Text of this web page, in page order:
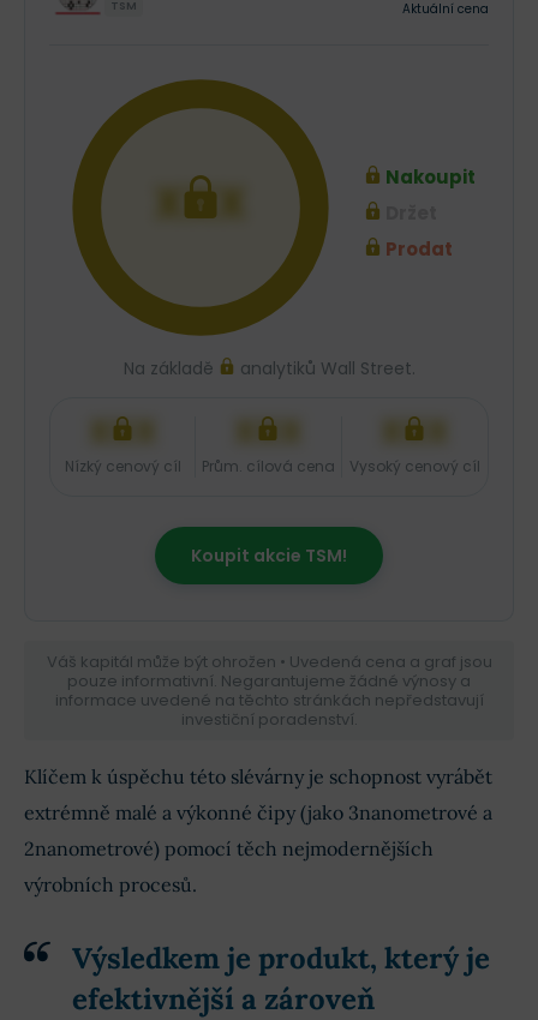
TSM Aktuální cena
XXX
Nakoupit
Prodat
Na základě analytiků Wall Street.
XXX
Nízký cenový cíl
XXX
Prům. cílová cena
XXX
Vysoký cenový cíl
Koupit akcie TSM!
Váš kapitál může být ohrožen • Uvedená cena a graf jsou
pouze informativní. Negarantujeme žádné výnosy a
informace uvedené na těchto stránkách nepředstavují
investiční poradenství.
Klíčem k úspěchu této slévárny je schopnost vyrábět
extrémně malé a výkonné čipy (jako 3nanometrové a
2nanometrové) pomocí těch nejmodernějších
výrobních procesů.
Výsledkem je produkt, který je
efektivnější a zároveň